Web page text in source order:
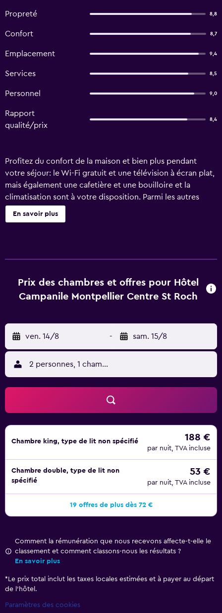
Propreté 8,8
Confort 8,7
Emplacement 9,4
Services 8,5
Personnel 9,0
Rapport
qualité/prix
8,4
Profitez du confort de la maison et bien plus pendant
votre séjour: le Wi-Fi gratuit et une télévision à écran plat,
mais également une cafetière et une bouilloire et la
climatisation sont à votre disposition. Parmi les autres
équipements, vous trouverez de la literie de qualité
supérieure, des serviettes, une bouilloire électrique et un
En savoir plus
Prix des chambres et offres pour Hôtel
Campanile Montpellier Centre St Roch
ven. 14/8 - sam. 15/8
2 personnes, 1 chambre
Chambre king, type de lit non spécifié 188 €
par nuit, TVA incluse
Chambre double, type de lit non
spécifié
53 €
par nuit, TVA incluse
19 offres de plus dès 72 €
Comment la rémunération que nous recevons affecte-t-elle le
classement et comment classons-nous les résultats ?
En savoir plus
* Le prix total inclut les taxes locales estimées et à payer au départ
de l’hôtel.
Paramètres des cookies